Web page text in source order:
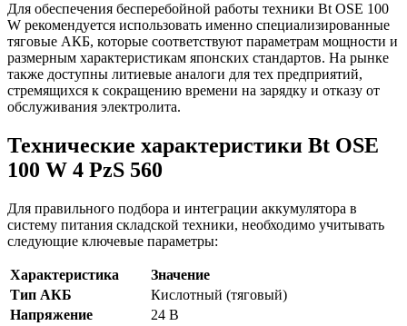
Для обеспечения бесперебойной работы техники Bt OSE 100
W рекомендуется использовать именно специализированные
тяговые АКБ, которые соответствуют параметрам мощности и
размерным характеристикам японских стандартов. На рынке
также доступны литиевые аналоги для тех предприятий,
стремящихся к сокращению времени на зарядку и отказу от
обслуживания электролита.
Технические характеристики Bt OSE
100 W 4 PzS 560
Для правильного подбора и интеграции аккумулятора в
систему питания складской техники, необходимо учитывать
следующие ключевые параметры:
Характеристика
Значение
Тип АКБ
Кислотный (тяговый)
Напряжение
24 В